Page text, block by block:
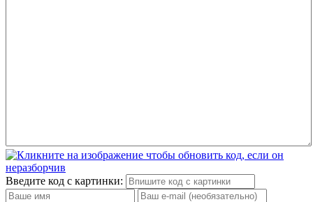
Введите код с картинки: